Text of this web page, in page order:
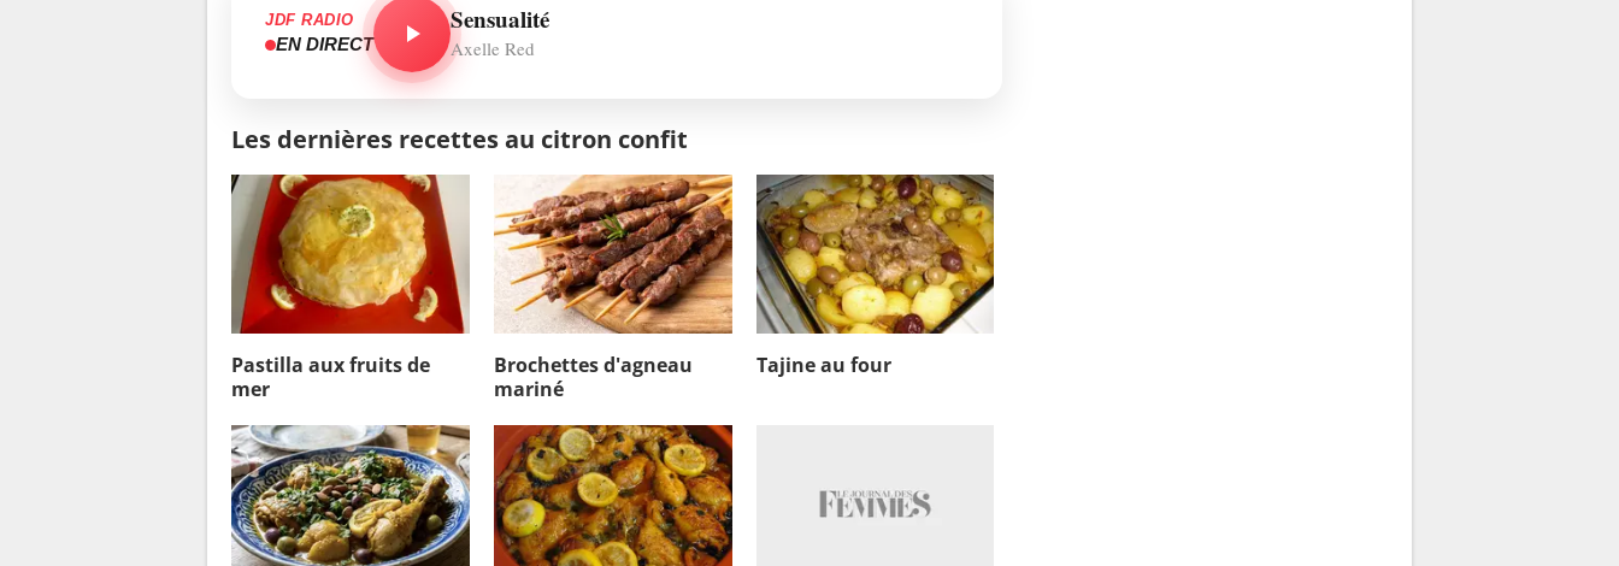
JDF RADIO
EN DIRECT
Sensualité
Axelle Red
Les dernières recettes au citron confit
Pastilla aux fruits de
mer
Brochettes d'agneau
mariné
Tajine au four